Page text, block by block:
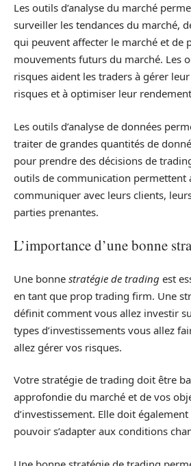
Les outils d’analyse du marché
surveiller les tendances du marché,
qui peuvent affecter le marché et de
mouvements futurs du marché. Les
risques aident les traders à gérer
risques et à optimiser leur
Les outils d’analyse de données
traiter de grandes quantités de
pour prendre des décisions de
outils de communication permettent
communiquer avec leurs clients,
parties prenantes.
L’importance d’une bonne
Une bonne stratégie de trading est
en tant que prop trading firm. Une
définit comment vous allez investir
types d’investissements vous allez
allez gérer vos risques.
Votre stratégie de trading doit être
approfondie du marché et de vos
d’investissement. Elle doit
pouvoir s’adapter aux conditions